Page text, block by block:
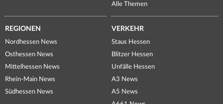
Alle Themen
REGIONEN
Nordhessen News
Osthessen News
Mittelhessen News
Rhein-Main News
Südhessen News
VERKEHR
Staus Hessen
Blitzer Hessen
Unfälle Hessen
A3 News
A5 News